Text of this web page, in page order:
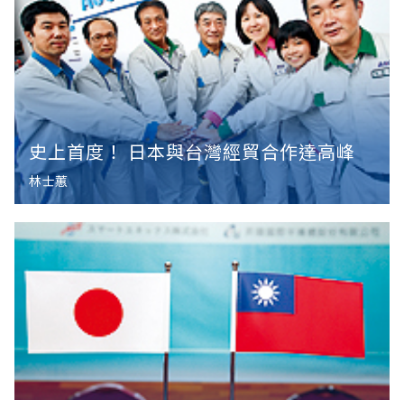
史上首度！ 日本與台灣經貿合作達高峰
林士蕙